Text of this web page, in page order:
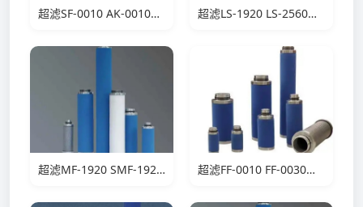
超滤SF-0010 AK-0010滤芯 超滤LS-1920 LS-2560滤芯
超滤MF-1920 SMF-1920滤芯 超滤FF-0010 FF-0030滤芯